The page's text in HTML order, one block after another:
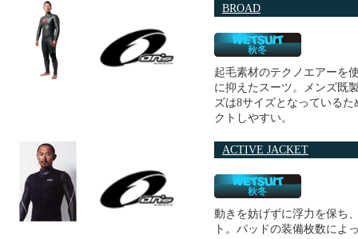
BROAD
起毛素材のテクノエアーを
に抑えたスーツ。メンズ既
ズは8サイズとなっている
クトしやすい。
ACTIVE JACKET
動きを妨げずに浮力を保ち
ト。パッドの装備枚数によ